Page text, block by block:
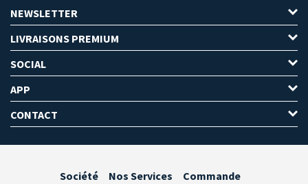
NEWSLETTER
LIVRAISONS PREMIUM
SOCIAL
APP
CONTACT
Société Nos Services
Commande